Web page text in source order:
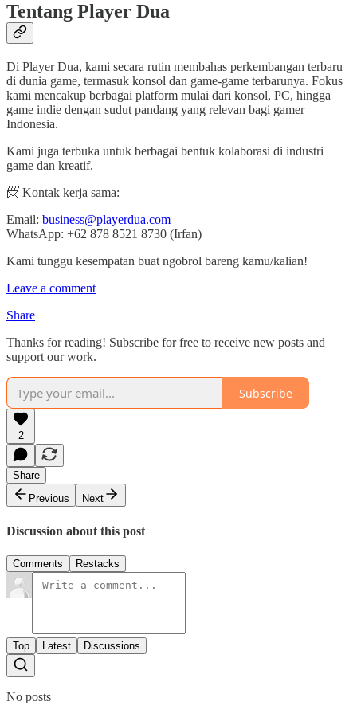
Tentang Player Dua
Di Player Dua, kami secara rutin membahas perkembangan terbaru
di dunia game, termasuk konsol dan game-game terbarunya. Fokus
kami mencakup berbagai platform mulai dari konsol, PC, hingga
game indie dengan sudut pandang yang relevan bagi gamer
Indonesia.
Kami juga terbuka untuk berbagai bentuk kolaborasi di industri
game dan kreatif.
📨 Kontak kerja sama:
Email: business@playerdua.com
WhatsApp: +62 878 8521 8730 (Irfan)
Kami tunggu kesempatan buat ngobrol bareng kamu/kalian!
Leave a comment
Share
Thanks for reading! Subscribe for free to receive new posts and
support our work.
Subscribe
2
Share
Previous
Next
Discussion about this post
Comments Restacks
Top Latest Discussions
No posts